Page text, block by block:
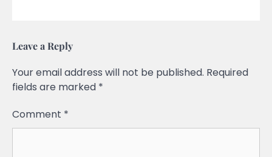
Leave a Reply
Your email address will not be published. Required
fields are marked *
Comment *